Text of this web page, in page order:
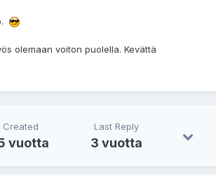
olemaan voiton puolella. Kevättä
Created
vuotta
Last Reply
3 vuotta